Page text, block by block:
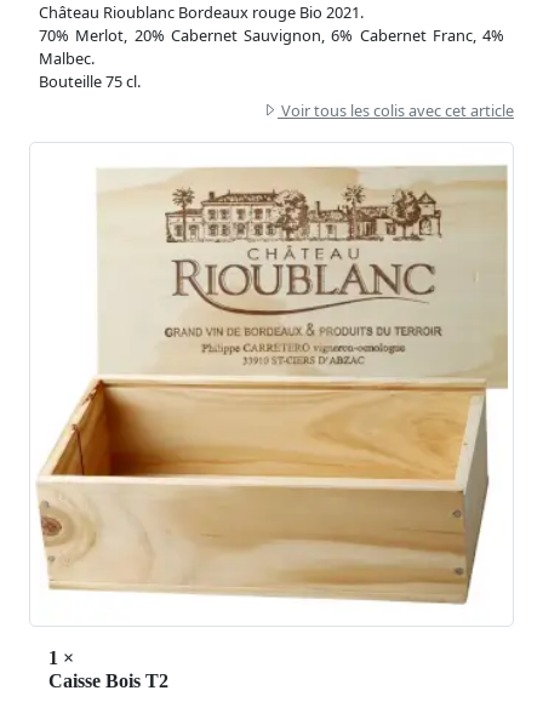
Château Rioublanc Bordeaux rouge Bio 2021.
70% Merlot, 20% Cabernet Sauvignon, 6% Cabernet Franc, 4%
Malbec.
Bouteille 75 cl.
Voir tous les colis avec cet article
1 ×
Caisse Bois T2